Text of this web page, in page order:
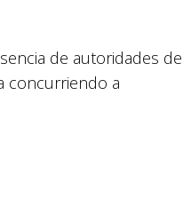
de autoridades de
concurriendo a